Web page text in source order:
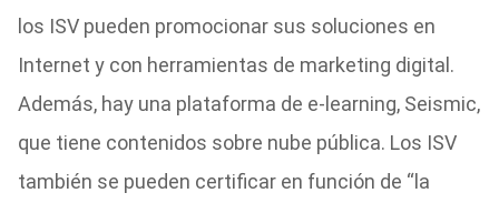
los ISV pueden promocionar sus soluciones en
Internet y con herramientas de marketing digital.
Además, hay una plataforma de e-learning, Seismic,
que tiene contenidos sobre nube pública. Los ISV
también se pueden certificar en función de “la